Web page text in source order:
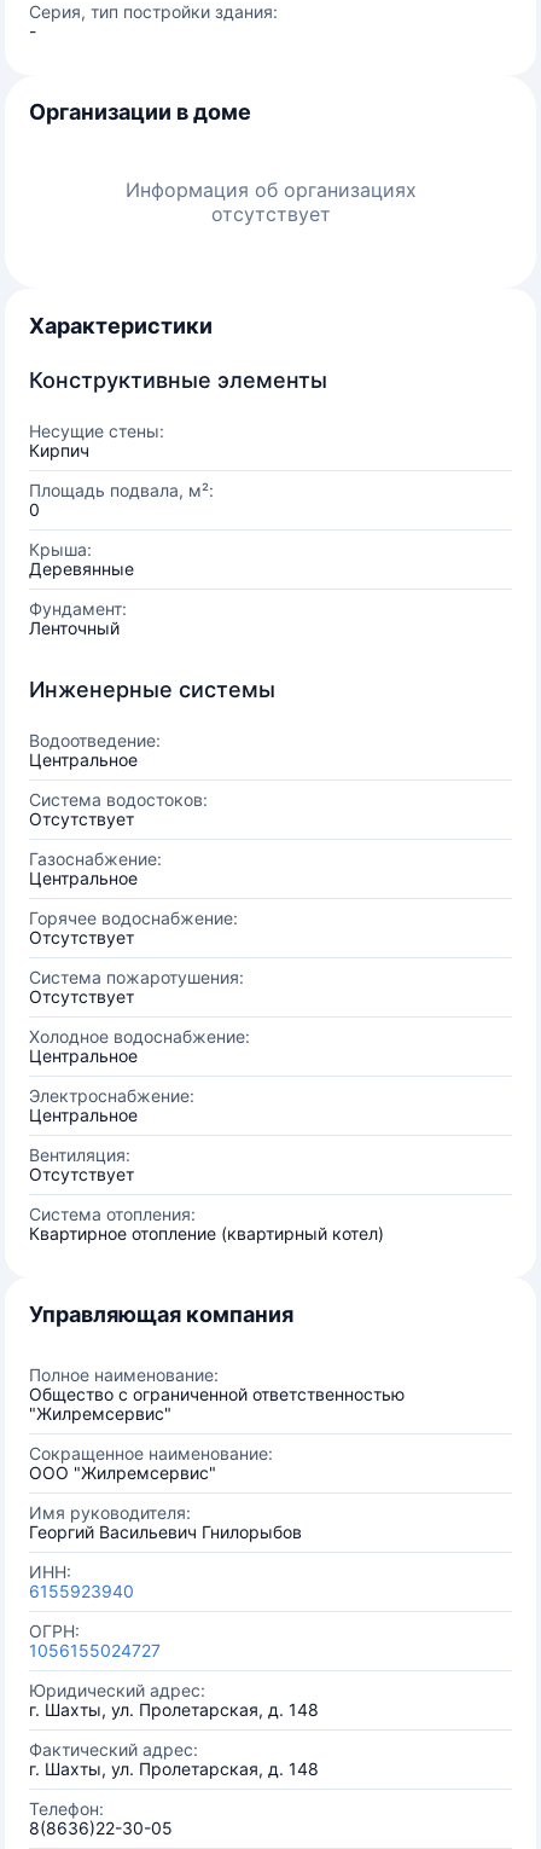
Серия, тип постройки здания:
-
Организации в доме
Информация об организациях
отсутствует
Характеристики
Конструктивные элементы
Несущие стены:
Кирпич
Площадь подвала, м²:
0
Крыша:
Деревянные
Фундамент:
Ленточный
Инженерные системы
Водоотведение:
Центральное
Система водостоков:
Отсутствует
Газоснабжение:
Центральное
Горячее водоснабжение:
Отсутствует
Система пожаротушения:
Отсутствует
Холодное водоснабжение:
Центральное
Электроснабжение:
Центральное
Вентиляция:
Отсутствует
Система отопления:
Квартирное отопление (квартирный котел)
Управляющая компания
Полное наименование:
Общество с ограниченной ответственностью
"Жилремсервис"
Сокращенное наименование:
ООО "Жилремсервис"
Имя руководителя:
Георгий Васильевич Гнилорыбов
ИНН:
6155923940
ОГРН:
1056155024727
Юридический адрес:
г. Шахты, ул. Пролетарская, д. 148
Фактический адрес:
г. Шахты, ул. Пролетарская, д. 148
Телефон:
8(8636)22-30-05